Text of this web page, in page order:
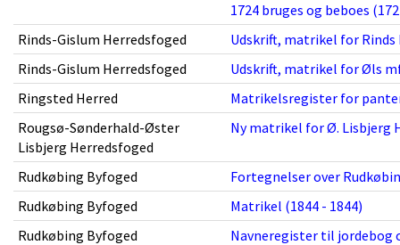
1724 bruges og beboes
Rinds-Gislum Herredsfoged
Udskrift, matrikel for Rinds
Rinds-Gislum Herredsfoged
Udskrift, matrikel for Øls
Ringsted Herred
Matrikelsregister for
Rougsø-Sønderhald-Øster
Lisbjerg Herredsfoged
Ny matrikel for Ø. Lisbjerg
Rudkøbing Byfoged
Fortegnelser over
Rudkøbing Byfoged
Matrikel (1844 - 1844)
Rudkøbing Byfoged
Navneregister til jordebog